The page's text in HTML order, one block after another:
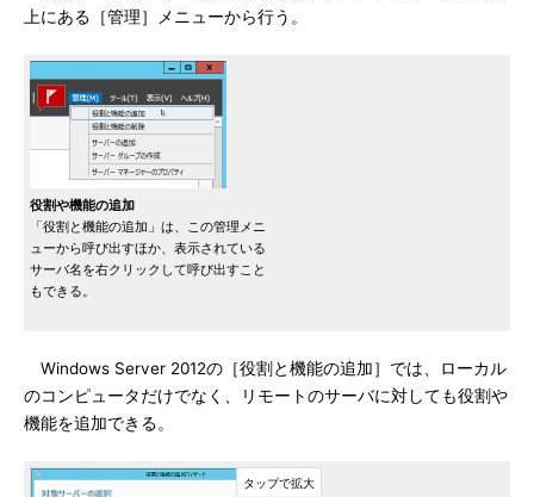
上にある［管理］メニューから行う。
役割や機能の追加
「役割と機能の追加」は、この管理メニ
ューから呼び出すほか、表示されている
サーバ名を右クリックして呼び出すこと
もできる。
Windows Server 2012の［役割と機能の追加］では、ローカル
のコンピュータだけでなく、リモートのサーバに対しても役割や
機能を追加できる。